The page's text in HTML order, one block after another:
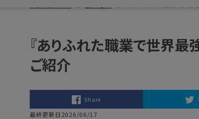
『ありふれた職業で世界最
ご紹介
Share
最終更新日2026/06/17